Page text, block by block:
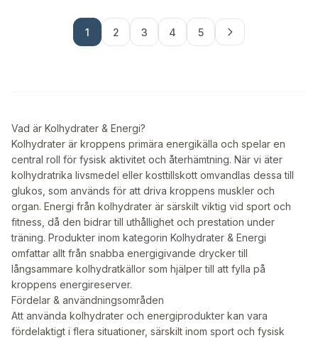
1 2 3 4 5
Vad är Kolhydrater & Energi?
Kolhydrater är kroppens primära energikälla och spelar en
central roll för fysisk aktivitet och återhämtning. När vi äter
kolhydratrika livsmedel eller kosttillskott omvandlas dessa till
glukos, som används för att driva kroppens muskler och
organ. Energi från kolhydrater är särskilt viktig vid sport och
fitness, då den bidrar till uthållighet och prestation under
träning. Produkter inom kategorin Kolhydrater & Energi
omfattar allt från snabba energigivande drycker till
långsammare kolhydratkällor som hjälper till att fylla på
kroppens energireserver.
Fördelar & användningsområden
Att använda kolhydrater och energiprodukter kan vara
fördelaktigt i flera situationer, särskilt inom sport och fysisk